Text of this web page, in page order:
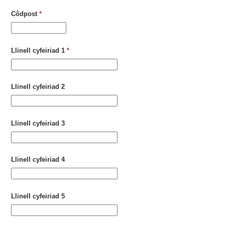
Côdpost *
Llinell cyfeiriad 1 *
Llinell cyfeiriad 2
Llinell cyfeiriad 3
Llinell cyfeiriad 4
Llinell cyfeiriad 5